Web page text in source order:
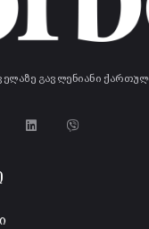
გავლენიანი